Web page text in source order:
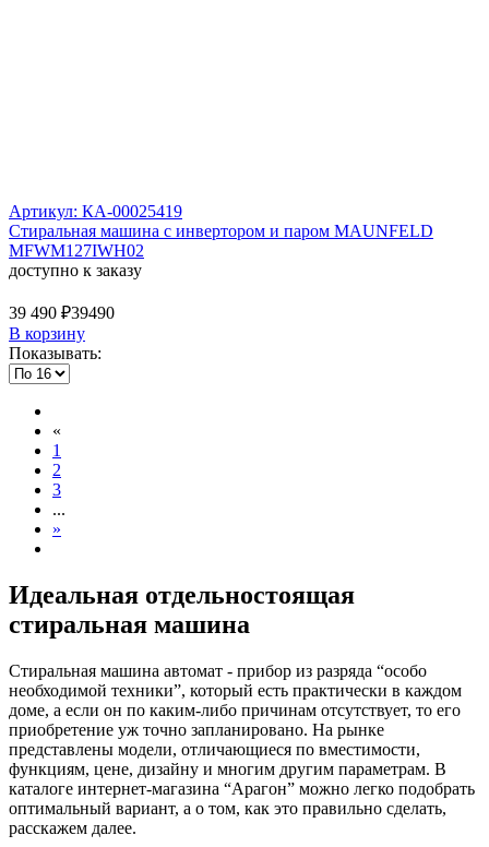
Артикул: КА-00025419
Стиральная машина c инвертором и паром MAUNFELD
MFWM127IWH02
доступно к заказу
39 490 ₽39490
В корзину
Показывать:
«
1
2
3
...
»
Идеальная отдельностоящая
стиральная машина
Стиральная машина автомат - прибор из разряда “особо
необходимой техники”, который есть практически в каждом
доме, а если он по каким-либо причинам отсутствует, то его
приобретение уж точно запланировано. На рынке
представлены модели, отличающиеся по вместимости,
функциям, цене, дизайну и многим другим параметрам. В
каталоге интернет-магазина “Арагон” можно легко подобрать
оптимальный вариант, а о том, как это правильно сделать,
расскажем далее.